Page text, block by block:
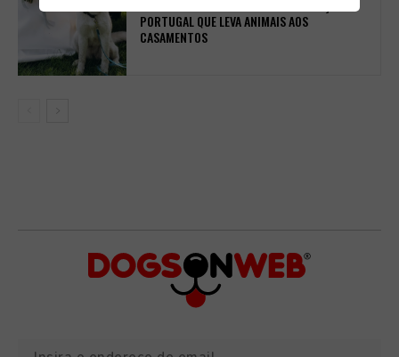
PORTUGAL QUE LEVA ANIMAIS AOS
CASAMENTOS